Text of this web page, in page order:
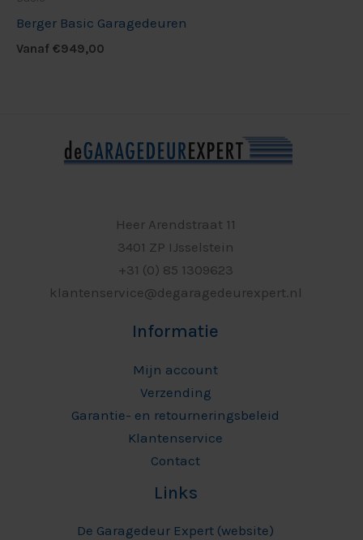
Berger Basic Garagedeuren
Vanaf €949,00
Heer Arendstraat 11
3401 ZP IJsselstein
+31 (0) 85 1309623
klantenservice@degaragedeurexpert.nl
Informatie
Mijn account
Verzending
Garantie- en retourneringsbeleid
Klantenservice
Contact
Links
De Garagedeur Expert (website)